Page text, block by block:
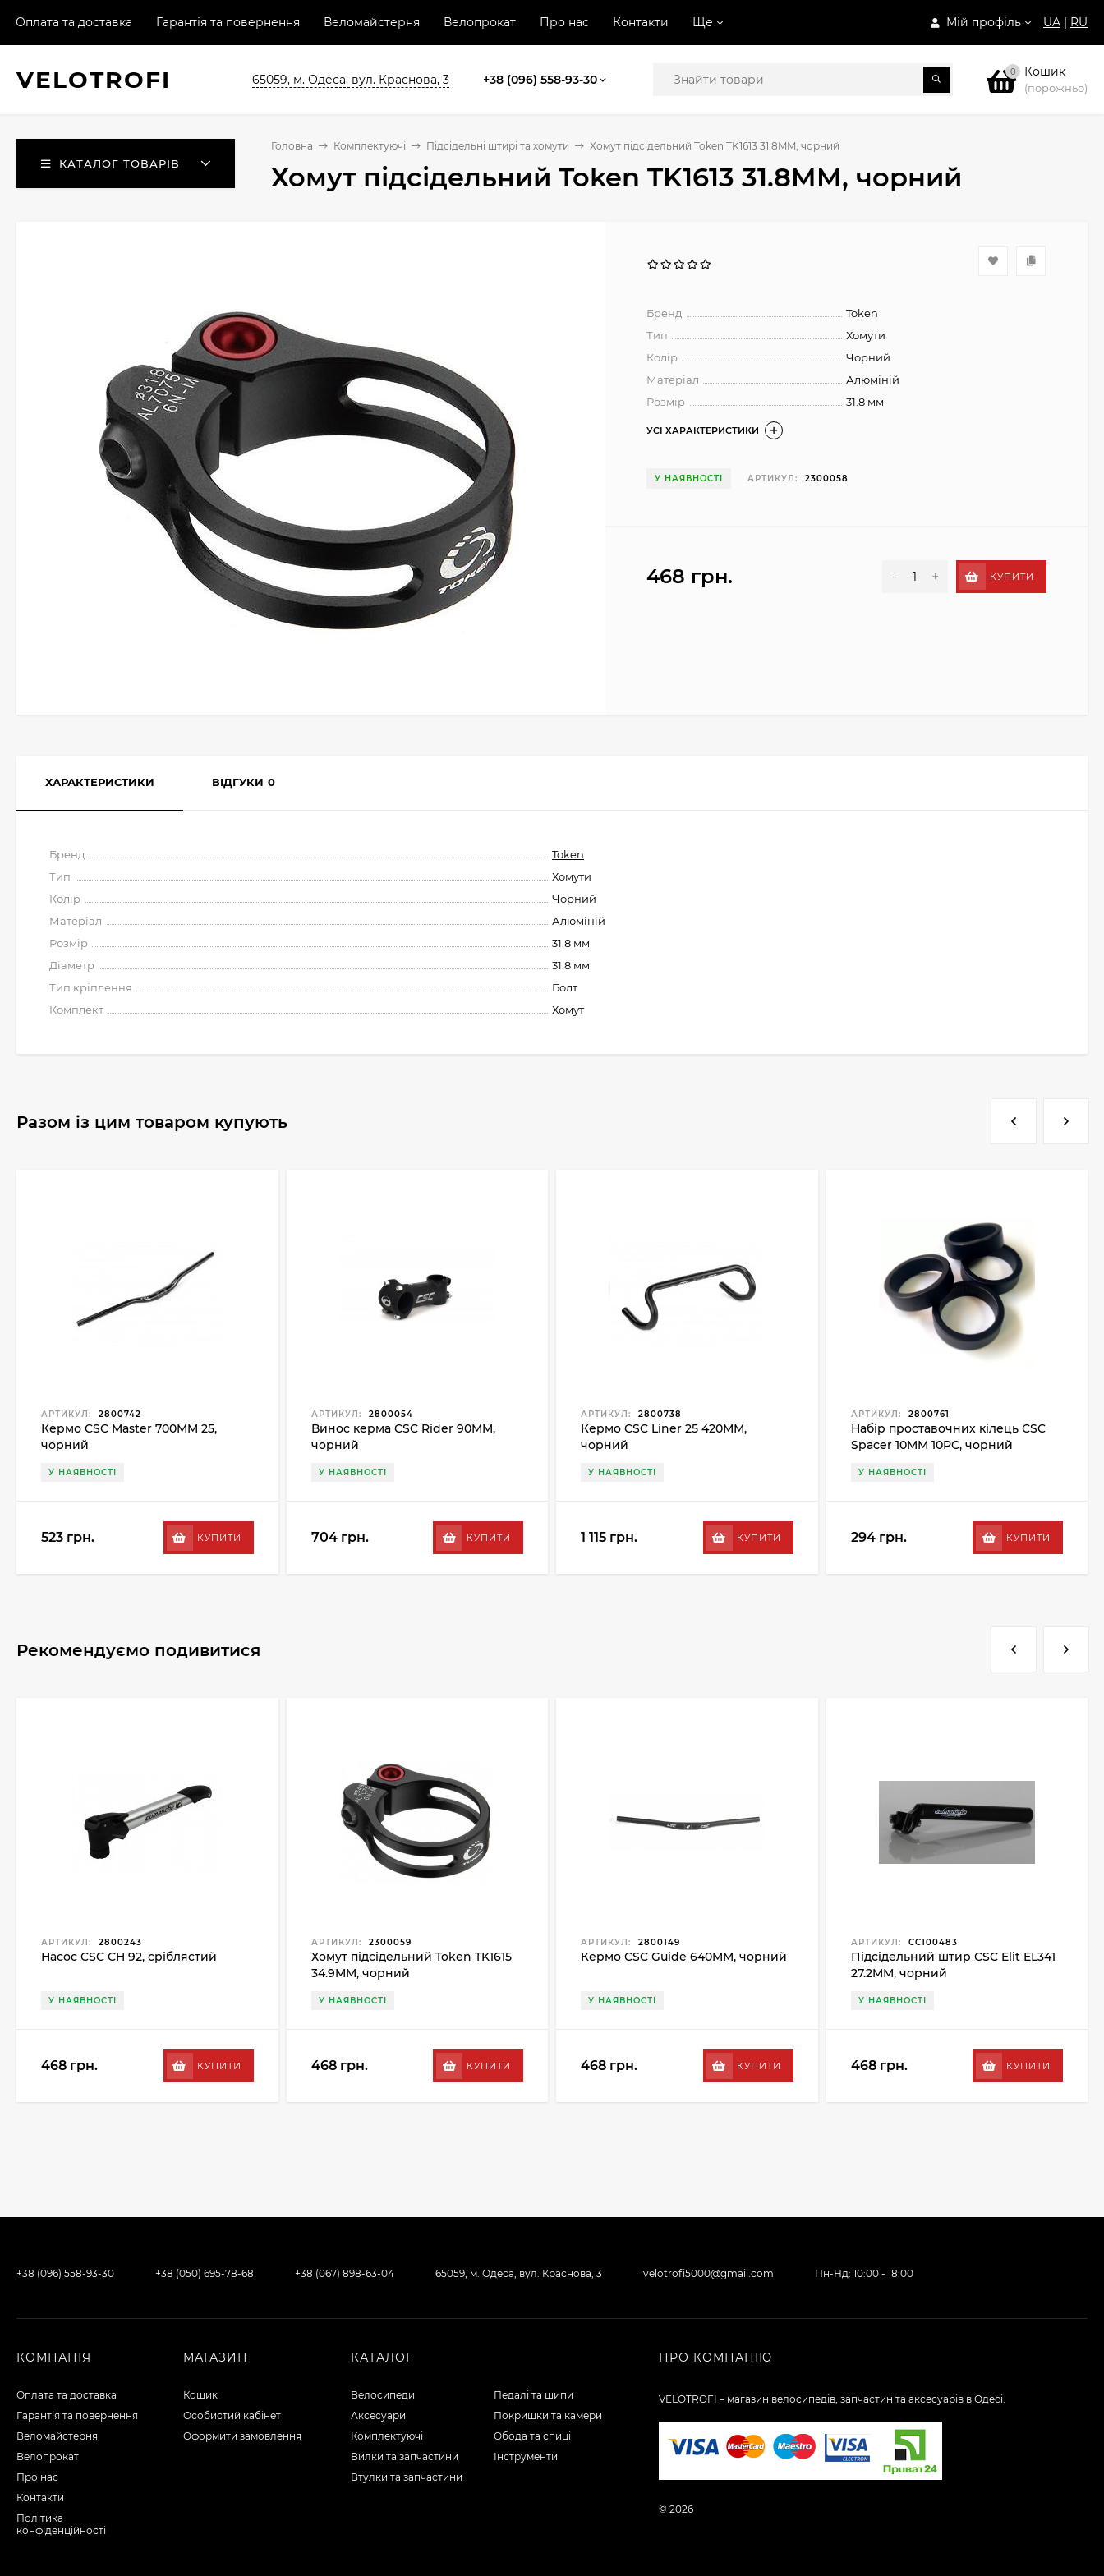
Мій профіль UA | RU
Оплата та доставка Гарантія та повернення Веломайстерня Велопрокат Про нас Контакти Ще
VELOTROFI 65059, м. Одеса, вул. Краснова, 3 +38 (096) 558-93-30 0 Кошик
(порожньо)
КАТАЛОГ ТОВАРІВ
Головна Комплектуючі Підсідельні штирі та хомути Хомут підсідельний Token TK1613 31.8MM, чорний
Хомут підсідельний Token TK1613 31.8MM, чорний
Бренд
Token
Тип
Хомути
Колір
Чорний
Матеріал
Алюміній
Розмір
31.8 мм
УСІ ХАРАКТЕРИСТИКИ
У НАЯВНОСТІ АРТИКУЛ: 2300058
468 грн. - + КУПИТИ
ХАРАКТЕРИСТИКИ ВІДГУКИ 0
Бренд
Token
Тип
Хомути
Колір
Чорний
Матеріал
Алюміній
Розмір
31.8 мм
Діаметр
31.8 мм
Тип кріплення
Болт
Комплект
Хомут
Разом із цим товаром купують
АРТИКУЛ: 2800742
Кермо CSC Master 700MM 25,
чорний
У НАЯВНОСТІ
523 грн. КУПИТИ
АРТИКУЛ: 2800054
Винос керма CSC Rider 90MM,
чорний
У НАЯВНОСТІ
704 грн. КУПИТИ
АРТИКУЛ: 2800738
Кермо CSC Liner 25 420ММ,
чорний
У НАЯВНОСТІ
1 115 грн. КУПИТИ
АРТИКУЛ: 2800761
Набір проставочних кілець СSC
Spacer 10MM 10PC, чорний
У НАЯВНОСТІ
294 грн. КУПИТИ
Рекомендуємо подивитися
АРТИКУЛ: 2800243
Насос CSC CH 92, сріблястий
У НАЯВНОСТІ
468 грн. КУПИТИ
АРТИКУЛ: 2300059
Хомут підсідельний Token TK1615
34.9MM, чорний
У НАЯВНОСТІ
468 грн. КУПИТИ
АРТИКУЛ: 2800149
Кермо CSC Guide 640MM, чорний
У НАЯВНОСТІ
468 грн. КУПИТИ
АРТИКУЛ: CC100483
Підсідельний штир CSC Elit EL341
27.2MM, чорний
У НАЯВНОСТІ
468 грн. КУПИТИ
+38 (096) 558-93-30 +38 (050) 695-78-68 +38 (067) 898-63-04 65059, м. Одеса, вул. Краснова, 3 velotrofi5000@gmail.com Пн-Нд: 10:00 - 18:00
КОМПАНІЯ
Оплата та доставка
Гарантія та повернення
Веломайстерня
Велопрокат
Про нас
Контакти
Політика
конфіденційності
МАГАЗИН
Кошик
Особистий кабінет
Оформити замовлення
КАТАЛОГ
Велосипеди
Аксесуари
Комплектуючі
Вилки та запчастини
Втулки та запчастини
Педалі та шипи
Покришки та камери
Обода та спиці
Інструменти
ПРО КОМПАНІЮ
VELOTROFI – магазин велосипедів, запчастин та аксесуарів в Одесі.
© 2026